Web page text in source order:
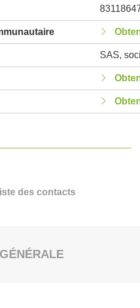
SAS,
des contacts